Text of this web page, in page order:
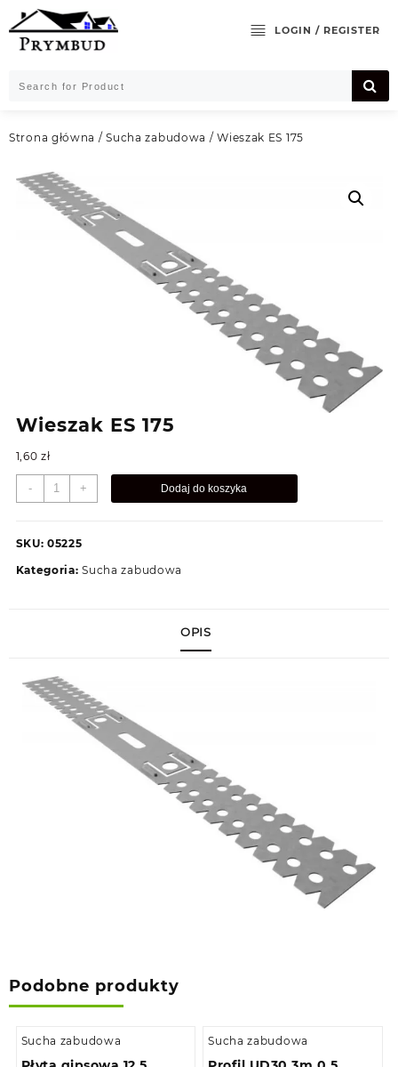
Skip
to
content
LOGIN / REGISTER
Strona główna /Sucha zabudowa / Wieszak ES 175
Wieszak ES 175
1,60 zł
-
ilość
Wieszak
175
+ Dodaj do koszyka
SKU: 05225
Kategoria:Sucha zabudowa
OPIS
Podobne produkty
Sucha zabudowa Sucha zabudowa